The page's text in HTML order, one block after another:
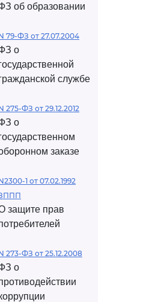
об образовании
79-ФЗ от 27.07.2004
о
службе
275-ФЗ от 29.12.2012
о
заказе
1 от 07.02.1992
защите прав
273-ФЗ от 25.12.2008
о